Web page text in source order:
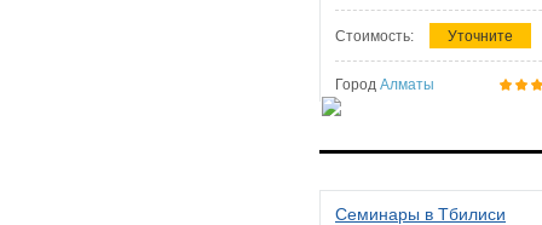
Стоимость: Уточните
Город Алматы
Семинары в Тбилиси